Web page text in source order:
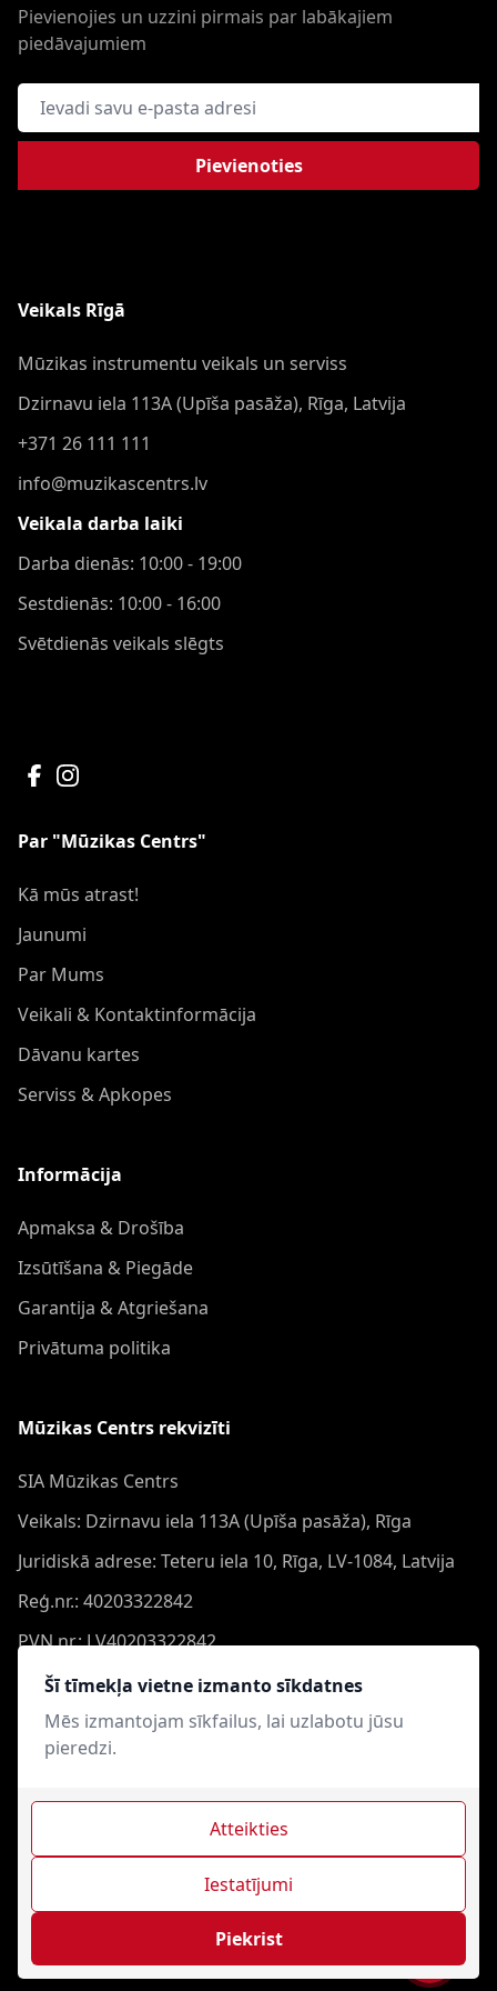
Šī tīmekļa vietne izmanto sīkdatnes
Mēs izmantojam sīkfailus, lai uzlabotu jūsu
pieredzi.
Piekrist
Iestatījumi
Atteikties
Pievienojies un uzzini pirmais par labākajiem
piedāvajumiem
E-pasta adrese
Pievienoties
Veikals Rīgā
Mūzikas instrumentu veikals un serviss
Dzirnavu iela 113A (Upīša pasāža), Rīga, Latvija
+371 26 111 111
info@muzikascentrs.lv
Veikala darba laiki
Darba dienās: 10:00 - 19:00
Sestdienās: 10:00 - 16:00
Svētdienās veikals slēgts
Par "Mūzikas Centrs"
Kā mūs atrast!
Jaunumi
Par Mums
Veikali & Kontaktinformācija
Dāvanu kartes
Serviss & Apkopes
Informācija
Apmaksa & Drošība
Izsūtīšana & Piegāde
Garantija & Atgriešana
Privātuma politika
Mūzikas Centrs rekvizīti
SIA Mūzikas Centrs
Veikals: Dzirnavu iela 113A (Upīša pasāža), Rīga
Juridiskā adrese: Teteru iela 10, Rīga, LV-1084, Latvija
Reģ.nr.: 40203322842
PVN nr.: LV40203322842
Banka: Swedbank AS
Konts: LV44HABA0551050864473
Swift: HABALV22
Mūzikas Centrs © 2021-2026. Visas tiesības aizsargātas.
Interneta veikala izveide - Magecode